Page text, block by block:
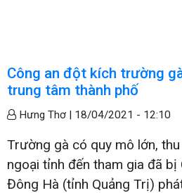
Công an đột kích trường
trung tâm thành phố
Hưng Thơ | 18/04/2021 - 12:10
Trường gà có quy mô lớn,
ngoại tỉnh đến tham gia đã bị
Đông Hà (tỉnh Quảng Trị)